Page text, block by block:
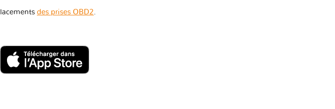
des prises OBD2.